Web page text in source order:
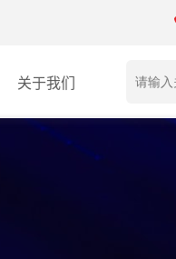
关于我们